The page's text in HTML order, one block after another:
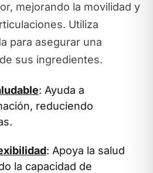
mejorando la movilidad y
Utiliza
para asegurar una
sus ingredientes.
: Ayuda a
reduciendo
: Apoya la salud
la capacidad de